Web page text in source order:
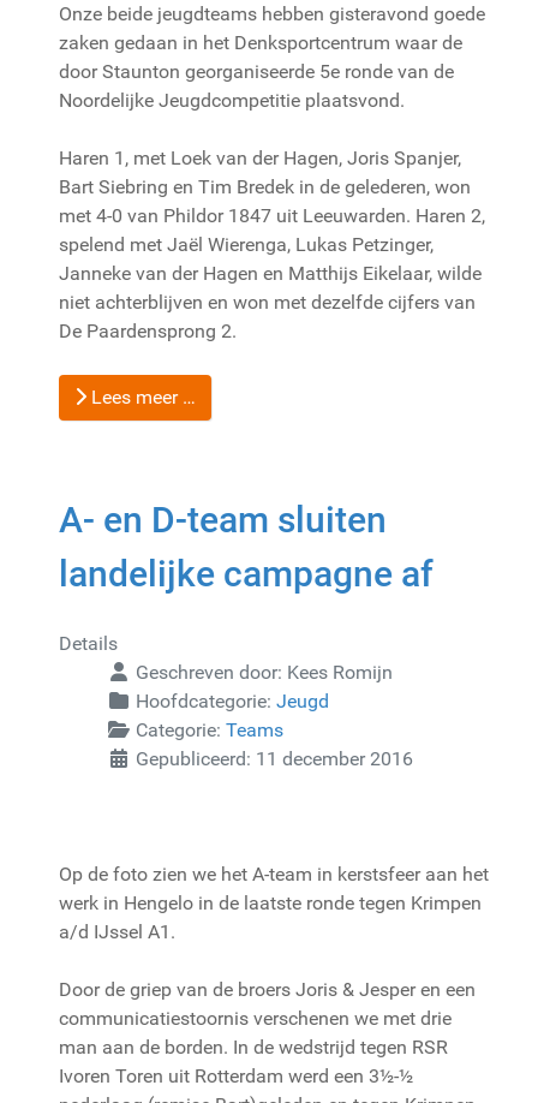
Onze beide jeugdteams hebben gisteravond goede
zaken gedaan in het Denksportcentrum waar de
door Staunton georganiseerde 5e ronde van de
Noordelijke Jeugdcompetitie plaatsvond.
Haren 1, met Loek van der Hagen, Joris Spanjer,
Bart Siebring en Tim Bredek in de gelederen, won
met 4-0 van Phildor 1847 uit Leeuwarden. Haren 2,
spelend met Jaël Wierenga, Lukas Petzinger,
Janneke van der Hagen en Matthijs Eikelaar, wilde
niet achterblijven en won met dezelfde cijfers van
De Paardensprong 2.
Lees meer …
A- en D-team sluiten
landelijke campagne af
Details
Geschreven door: Kees Romijn
Hoofdcategorie: Jeugd
Categorie: Teams
Gepubliceerd: 11 december 2016
Op de foto zien we het A-team in kerstsfeer aan het
werk in Hengelo in de laatste ronde tegen Krimpen
a/d IJssel A1.
Door de griep van de broers Joris & Jesper en een
communicatiestoornis verschenen we met drie
man aan de borden. In de wedstrijd tegen RSR
Ivoren Toren uit Rotterdam werd een 3½-½